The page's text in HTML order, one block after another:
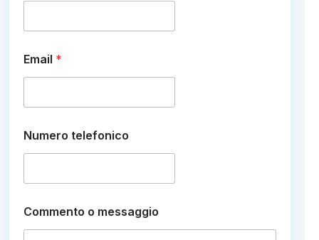
Email *
Numero telefonico
e
s
Commento o messaggio